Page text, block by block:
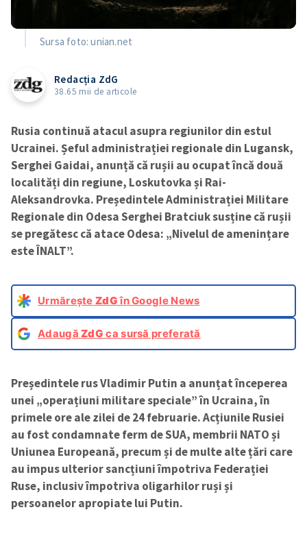
Sursa foto: unian.net
Redacția ZdG
38.65 mii de articole
Rusia continuă atacul asupra regiunilor din estul
Ucrainei. Șeful administrației regionale din Lugansk,
Serghei Gaidai, anunță că rușii au ocupat încă două
localități din regiune, Loskutovka și Rai-
Aleksandrovka. Președintele Administrației Militare
Regionale din Odesa Serghei Bratciuk susține că rușii
se pregătesc că atace Odesa: „Nivelul de amenințare
este ÎNALT”.
Urmărește ZdGîn Google News
AdaugăZdG ca sursă preferată
Președintele rus Vladimir Putin a anunțat începerea
unei „operațiuni militare speciale” în Ucraina, în
primele ore ale zilei de 24 februarie. Acțiunile Rusiei
au fost condamnate ferm de SUA, membrii NATO și
Uniunea Europeană, precum și de multe alte țări care
au impus ulterior sancțiuni împotriva Federației
Ruse, inclusiv împotriva oligarhilor ruși și
persoanelor apropiate lui Putin.